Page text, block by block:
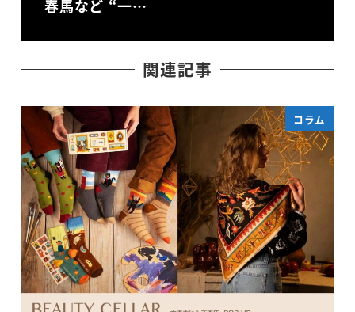
春馬など “一…
関連記事
コラム